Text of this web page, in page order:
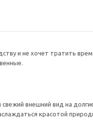
и не хочет тратить
свежий внешний вид на
красотой